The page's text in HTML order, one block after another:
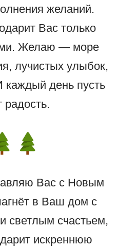
желаний.
Вас только
Желаю — море
лучистых улыбок,
каждый день пусть
радость.
Вас с Новым
в Ваш дом с
светлым счастьем,
искреннюю